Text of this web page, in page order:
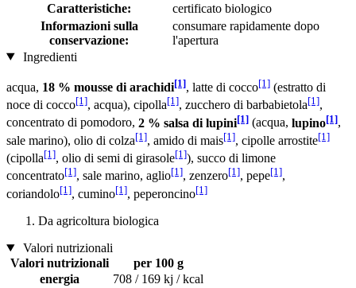
Caratteristiche:
certificato biologico
Informazioni sulla
conservazione:
consumare rapidamente dopo
l'apertura
Ingredienti
acqua, 18 % mousse di arachidi[1], latte di cocco[1] (estratto di
noce di cocco[1], acqua), cipolla[1], zucchero di barbabietola[1],
concentrato di pomodoro, 2 % salsa di lupini[1] (acqua, lupino[1],
sale marino), olio di colza[1], amido di mais[1], cipolle arrostite[1]
(cipolla[1], olio di semi di girasole[1]), succo di limone
concentrato[1], sale marino, aglio[1], zenzero[1], pepe[1],
coriandolo[1], cumino[1], peperoncino[1]
Da agricoltura biologica
Valori nutrizionali
Valori nutrizionali
per 100 g
energia
708 / 169 kj / kcal